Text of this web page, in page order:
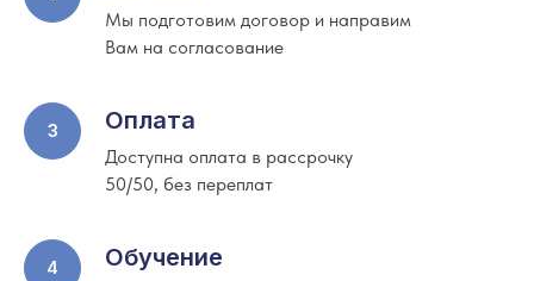
Мы подготовим договор и направим
Вам на согласование
Оплата
Доступна оплата в рассрочку
50/50, без переплат
Обучение